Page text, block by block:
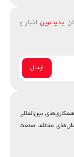
جدیدترین اخبار و
بین‌المللی
مختلف صنعت